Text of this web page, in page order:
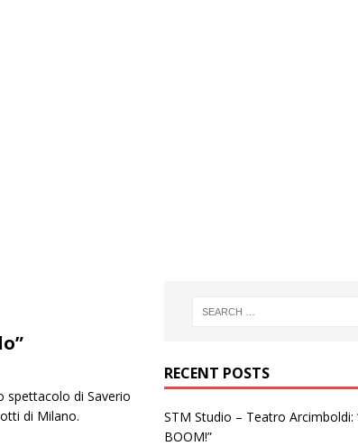
spettacolo di Saverio
di Milano.
RECENT POSTS
STM Studio – Teatro
BOOM!”